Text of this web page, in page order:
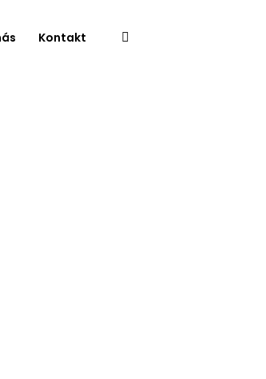
Kontakt